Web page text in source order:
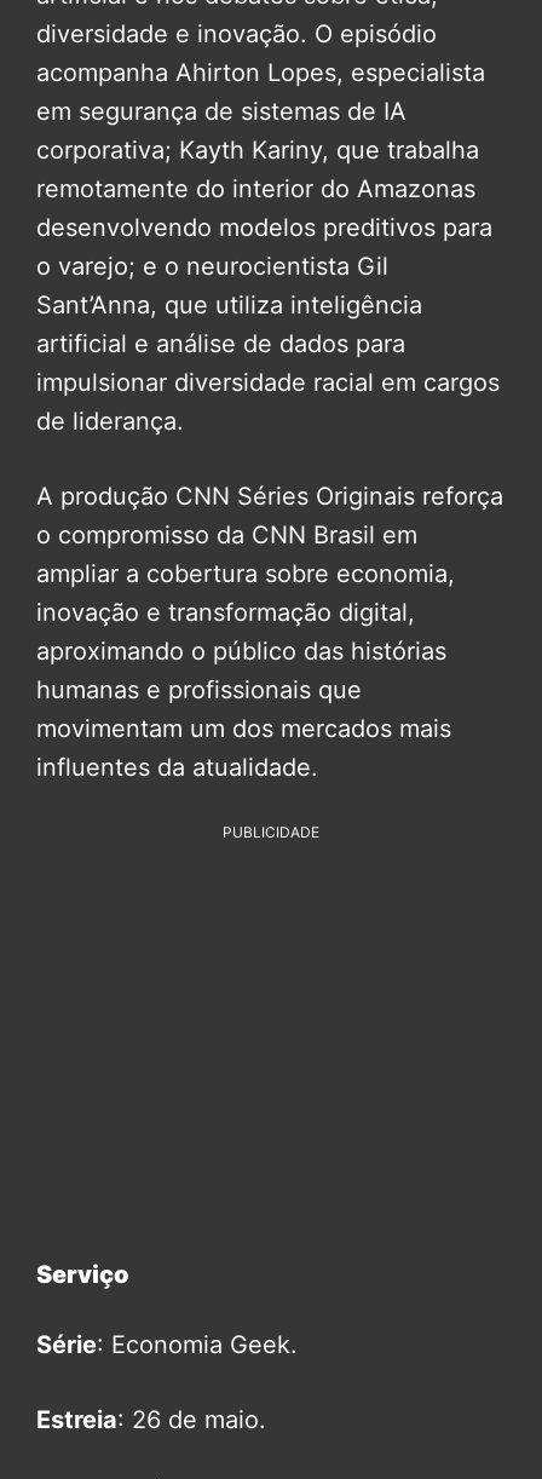
diversidade e inovação. O episódio
acompanha Ahirton Lopes, especialista
em segurança de sistemas de IA
corporativa; Kayth Kariny, que trabalha
remotamente do interior do Amazonas
desenvolvendo modelos preditivos para
o varejo; e o neurocientista Gil
Sant’Anna, que utiliza inteligência
artificial e análise de dados para
impulsionar diversidade racial em cargos
de liderança.
A produção CNN Séries Originais reforça
o compromisso da CNN Brasil em
ampliar a cobertura sobre economia,
inovação e transformação digital,
aproximando o público das histórias
humanas e profissionais que
movimentam um dos mercados mais
influentes da atualidade.
PUBLICIDADE
Serviço
Série: Economia Geek.
Estreia: 26 de maio.